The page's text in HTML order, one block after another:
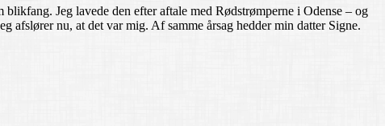
Jeg lavede den efter aftale med Rødstrømperne i Odense – og
afslører nu, at det var mig. Af samme årsag hedder min datter Signe.